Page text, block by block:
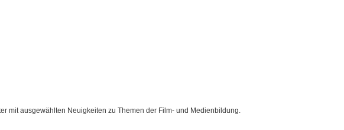
mit ausgewählten Neuigkeiten zu Themen der Film- und Medienbildung.